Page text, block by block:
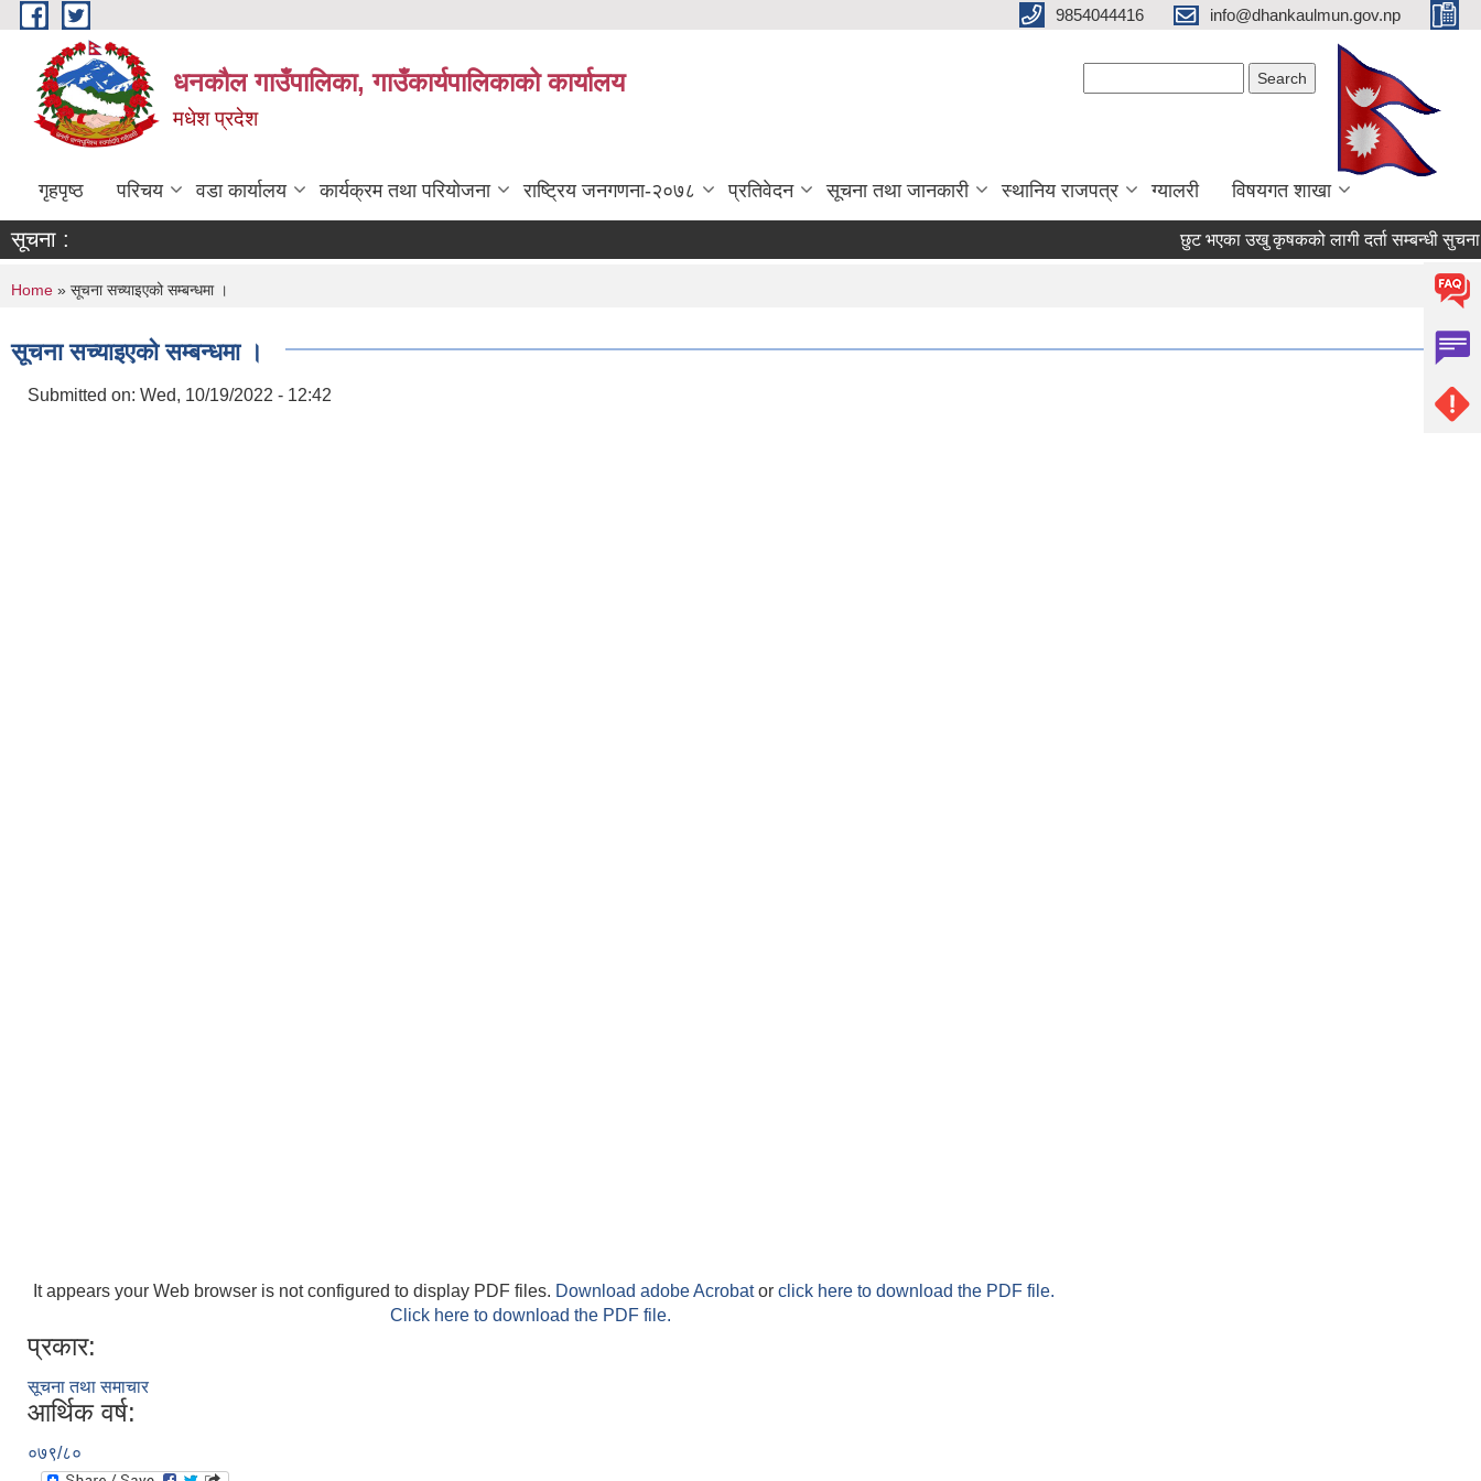
Skip to main content 9854044416 info@dhankaulmun.gov.np
धनकौल गाउँपालिका, गाउँकार्यपालिकाको कार्यालय
मधेश प्रदेश
गृहपृष्ठ परिचय वडा कार्यालय कार्यक्रम तथा परियोजना राष्ट्रिय जनगणना-२०७८ प्रतिवेदन सूचना तथा जानकारी स्थानिय राजपत्र ग्यालरी विषयगत शाखा
सूचना : छुट भएका उखु कृषकको लागी दर्ता सम्बन्धी सुचना
You are here
Home » सूचना सच्याइएको सम्बन्धमा ।
सूचना सच्याइएको सम्बन्धमा ।
Submitted on: Wed, 10/19/2022 - 12:42
It appears your Web browser is not configured to display PDF files. Download adobe Acrobator click here to download the PDF file.
Click here to download the PDF file.
प्रकार:
सूचना तथा समाचार
आर्थिक वर्ष:
०७९/८०